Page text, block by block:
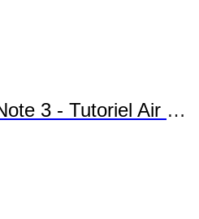
3 - Tutoriel Air View